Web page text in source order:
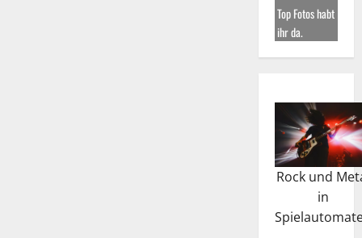
Top Fotos habt
ihr da.
Rock und
in